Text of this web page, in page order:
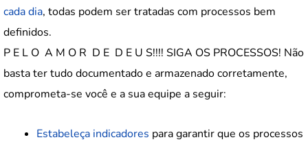
cada dia, todas podem ser tratadas com processos bem
definidos.
P E L O A M O R D E D E U S!!!! SIGA OS PROCESSOS! Não
basta ter tudo documentado e armazenado corretamente,
comprometa-se você e a sua equipe a seguir:
Estabeleça indicadores para garantir que os processos